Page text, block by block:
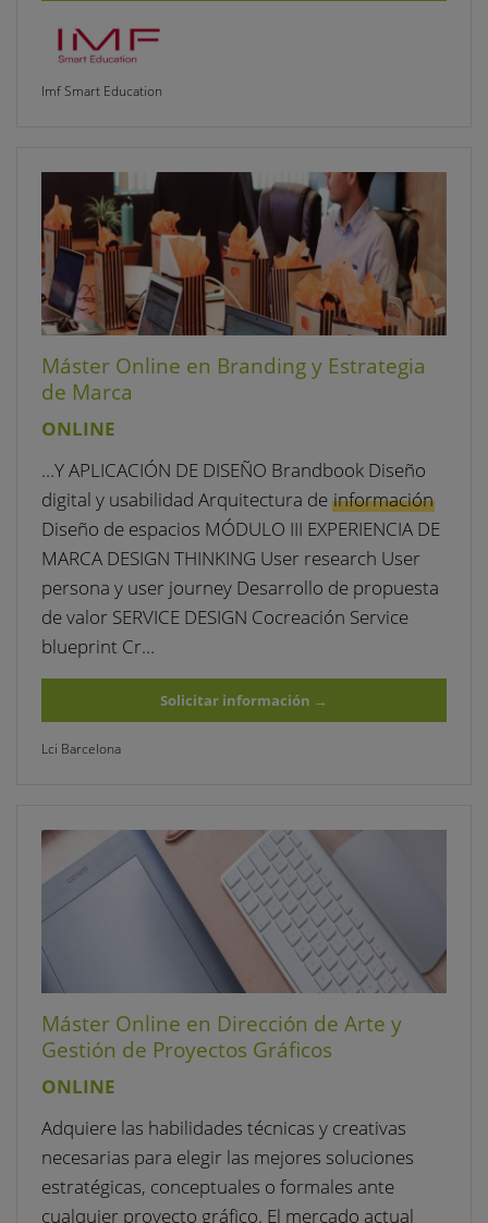
Imf Smart Education
Máster Online en Branding y Estrategia
de Marca
ONLINE
…Y APLICACIÓN DE DISEÑO Brandbook Diseño
digital y usabilidad Arquitectura de información
Diseño de espacios MÓDULO III EXPERIENCIA DE
MARCA DESIGN THINKING User research User
persona y user journey Desarrollo de propuesta
de valor SERVICE DESIGN Cocreación Service
blueprint Cr…
Solicitar información →
Lci Barcelona
Máster Online en Dirección de Arte y
Gestión de Proyectos Gráficos
ONLINE
Adquiere las habilidades técnicas y creativas
necesarias para elegir las mejores soluciones
estratégicas, conceptuales o formales ante
cualquier proyecto gráfico. El mercado actual